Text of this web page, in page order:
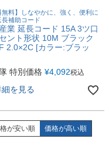
無料】しなやかに、強く、便利に
長補助コード
業 延長コード 15A 3ツ口
ント形状 10M ブラック
2.0×2C [カラー:ブラッ
特別価格 ¥4,092税込
細を見る
が安い順 価格が高い順